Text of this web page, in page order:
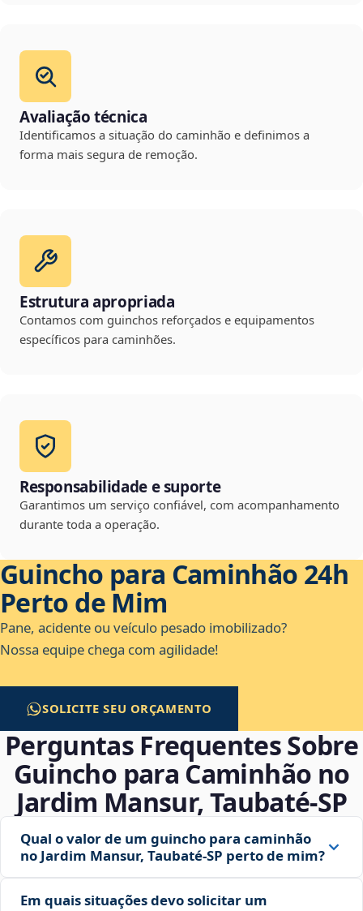
Avaliação técnica
Identificamos a situação do caminhão e definimos a
forma mais segura de remoção.
Estrutura apropriada
Contamos com guinchos reforçados e equipamentos
específicos para caminhões.
Responsabilidade e suporte
Garantimos um serviço confiável, com acompanhamento
durante toda a operação.
Guincho para Caminhão 24h
Perto de Mim
Pane, acidente ou veículo pesado imobilizado?
Nossa equipe chega com agilidade!
SOLICITE SEU ORÇAMENTO
Perguntas Frequentes Sobre
Guincho para Caminhão no
Jardim Mansur, Taubaté‑SP
Qual o valor de um guincho para caminhão
no Jardim Mansur, Taubaté‑SP perto de mim?
Em quais situações devo solicitar um